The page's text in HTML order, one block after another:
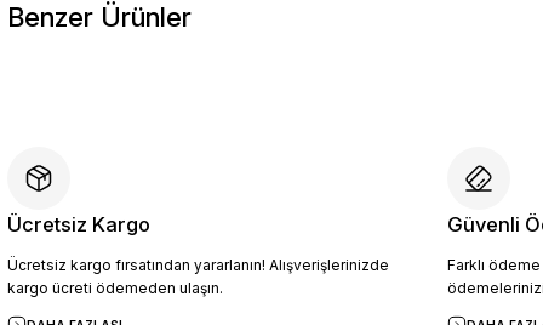
Benzer Ürünler
4.094,10 TL
4.549,00 TL
Sepete Ekle
Ücretsiz Kargo
Ücretsiz kargo fırsatından yararlanın! Alışverişlerinizde
kargo ücreti ödemeden ulaşın.
Güvenli
Farklı